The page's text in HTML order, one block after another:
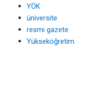
YÖK
üniversite
resmi gazete
Yükseköğretim